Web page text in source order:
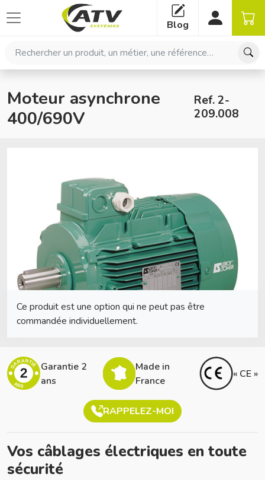
Rechercher un produit, un métier, une référence…
Blog
Moteur asynchrone
400/690V
Ref. 2-
209.008
Ce produit est une option qui ne peut pas être
commandée individuellement.
2
GARANTIE
ANS
Garantie 2
ans
Made in
France
« CE »
RAPPELEZ-MOI
Vos câblages électriques en toute
sécurité
Panneau de gestion des cookies